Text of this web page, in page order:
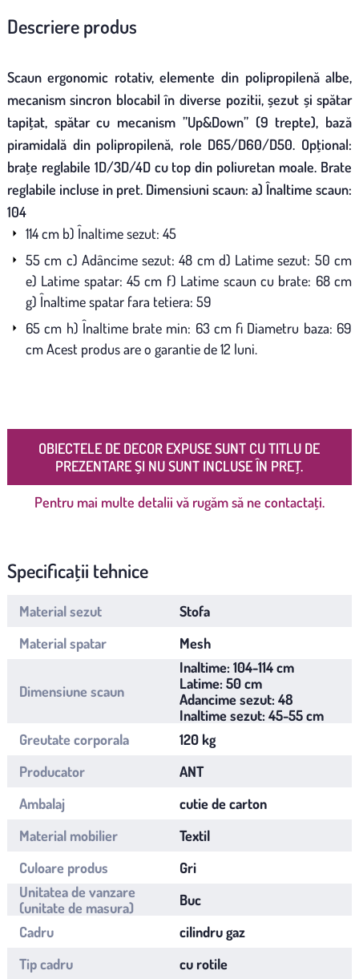
Descriere produs
Scaun ergonomic rotativ, elemente din polipropilenă albe,
mecanism sincron blocabil în diverse pozitii, șezut și spătar
tapițat, spătar cu mecanism ”Up&Down” (9 trepte), bază
piramidală din polipropilenă, role D65/D60/D50. Opțional:
brațe reglabile 1D/3D/4D cu top din poliuretan moale. Brate
reglabile incluse in pret. Dimensiuni scaun: a) Înaltime scaun:
104
114 cm b) Înaltime sezut: 45
55 cm c) Adâncime sezut: 48 cm d) Latime sezut: 50 cm
e) Latime spatar: 45 cm f) Latime scaun cu brate: 68 cm
g) Înaltime spatar fara tetiera: 59
65 cm h) Înaltime brate min: 63 cm fi Diametru baza: 69
cm Acest produs are o garantie de 12 luni.
OBIECTELE DE DECOR EXPUSE SUNT CU TITLU DE
PREZENTARE ȘI NU SUNT INCLUSE ÎN PREȚ.
Pentru mai multe detalii vă rugăm să ne contactați.
Specificații tehnice
Material sezut
Stofa
Material spatar
Mesh
Dimensiune scaun
Inaltime: 104-114 cm
Latime: 50 cm
Adancime sezut: 48
Inaltime sezut: 45-55 cm
Greutate corporala
120 kg
Producator
ANT
Ambalaj
cutie de carton
Material mobilier
Textil
Culoare produs
Gri
Unitatea de vanzare
(unitate de masura)
Buc
Cadru
cilindru gaz
Tip cadru
cu rotile